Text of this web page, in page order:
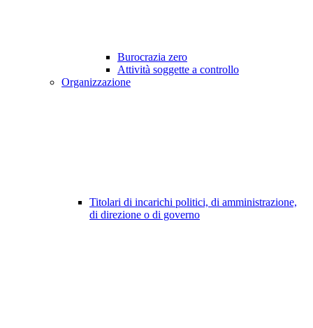
Burocrazia zero
Attività soggette a controllo
Organizzazione
Titolari di incarichi politici, di amministrazione,
di direzione o di governo